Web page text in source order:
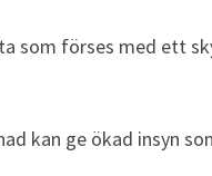
som förses med ett
kan ge ökad insyn